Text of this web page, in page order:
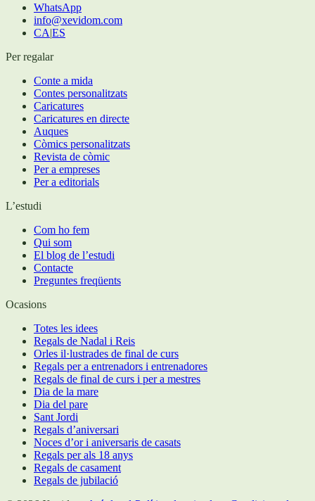
WhatsApp
info@xevidom.com
CA|ES
Per regalar
Conte a mida
Contes personalitzats
Caricatures
Caricatures en directe
Auques
Còmics personalitzats
Revista de còmic
Per a empreses
Per a editorials
L’estudi
Com ho fem
Qui som
El blog de l’estudi
Contacte
Preguntes freqüents
Ocasions
Totes les idees
Regals de Nadal i Reis
Orles il·lustrades de final de curs
Regals per a entrenadors i entrenadores
Regals de final de curs i per a mestres
Dia de la mare
Dia del pare
Sant Jordi
Regals d’aniversari
Noces d’or i aniversaris de casats
Regals per als 18 anys
Regals de casament
Regals de jubilació